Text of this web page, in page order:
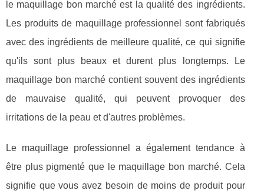
le maquillage bon marché est la qualité des ingrédients.
Les produits de maquillage professionnel sont fabriqués
avec des ingrédients de meilleure qualité, ce qui signifie
qu'ils sont plus beaux et durent plus longtemps. Le
maquillage bon marché contient souvent des ingrédients
de mauvaise qualité, qui peuvent provoquer des
irritations de la peau et d'autres problèmes.
Le maquillage professionnel a également tendance à
être plus pigmenté que le maquillage bon marché. Cela
signifie que vous avez besoin de moins de produit pour